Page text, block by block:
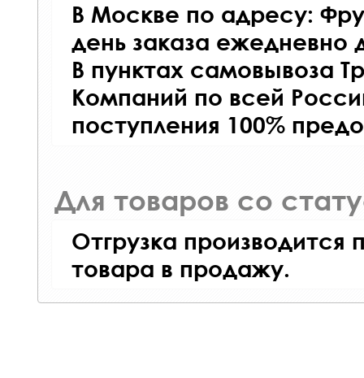
В Москве по адресу:
день заказа ежедневно
В пунктах самовывоза
Компаний по всей
поступления 100%
Для товаров со
Отгрузка производится
товара в продажу.